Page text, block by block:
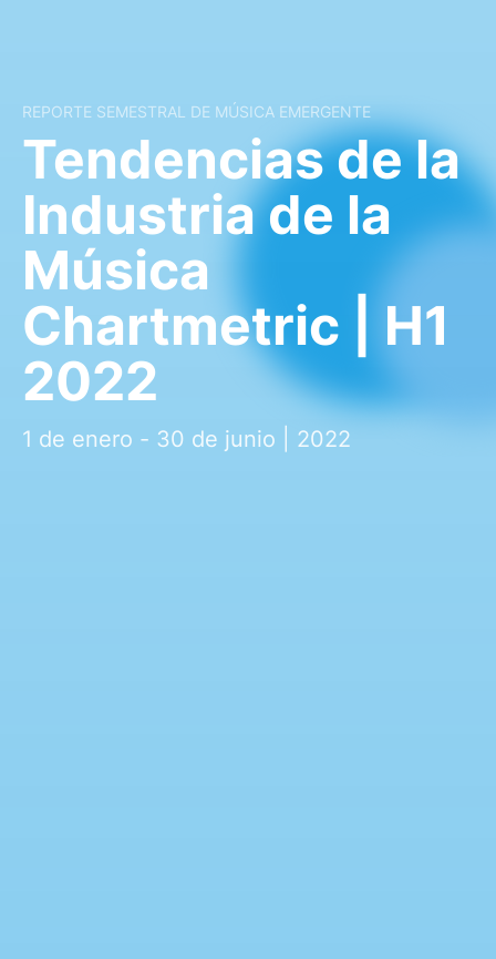
REPORTE SEMESTRAL DE MÚSICA EMERGENTE
Tendencias de la
Industria de la
Música
Chartmetric | H1
2022
1 de enero - 30 de junio | 2022